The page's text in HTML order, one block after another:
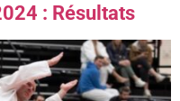
: Résultats